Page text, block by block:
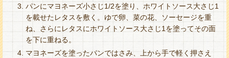
パンにマヨネーズ小さじ1/2を塗り、ホワイトソース大さじ1
を載せたレタスを敷く。ゆで卵、菜の花、ソーセージを重
ね、さらにレタスにホワイトソース大さじ1を塗ってその面
を下に重ねる。
マヨネーズを塗ったパンではさみ、上から手で軽く押さえ